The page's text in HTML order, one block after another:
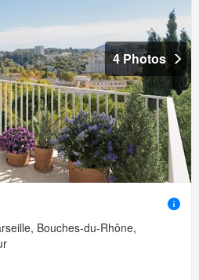
4 Photos
Bouches-du-Rhône,